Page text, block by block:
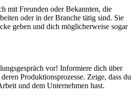
mit Freunden oder Bekannten, die
oder in der Branche tätig sind. Sie
geben und dich möglicherweise sogar
vor! Informiere dich über
Produktionsprozesse. Zeige, dass du
und dem Unternehmen hast.